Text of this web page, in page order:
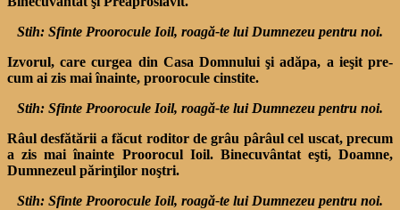
Stih: Sfinte Proorocule Ioil, roagă-te lui Dumnezeu pentru noi.
Izvorul, care curgea din Casa Domnului şi adăpa, a ieşit pre­
cum ai zis mai înainte, proo­rocule cinstite.
Stih: Sfinte Proorocule Ioil, roagă-te lui Dumnezeu pentru noi.
Râul desfătării a făcut rodi­tor de grâu pârâul cel uscat, precum
a zis mai înainte Proorocul Ioil. Binecuvântat eşti, Doamne,
Dumnezeul părinţilor noştri.
Stih: Sfinte Proorocule Ioil, roagă-te lui Dumnezeu pentru noi.